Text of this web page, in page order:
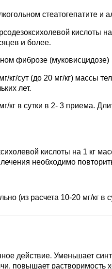
стеатогепатите и
кислоты
и более.
фиброзе (муковисцидозе)
сут (до 20 мг/кг) массы
лет.
кг в сутки в 2- 3 приема.
кислоты на 1 кг
необходимо
(из расчета 10-20 мг/кг в
действие. Уменьшает
повышает растворимость